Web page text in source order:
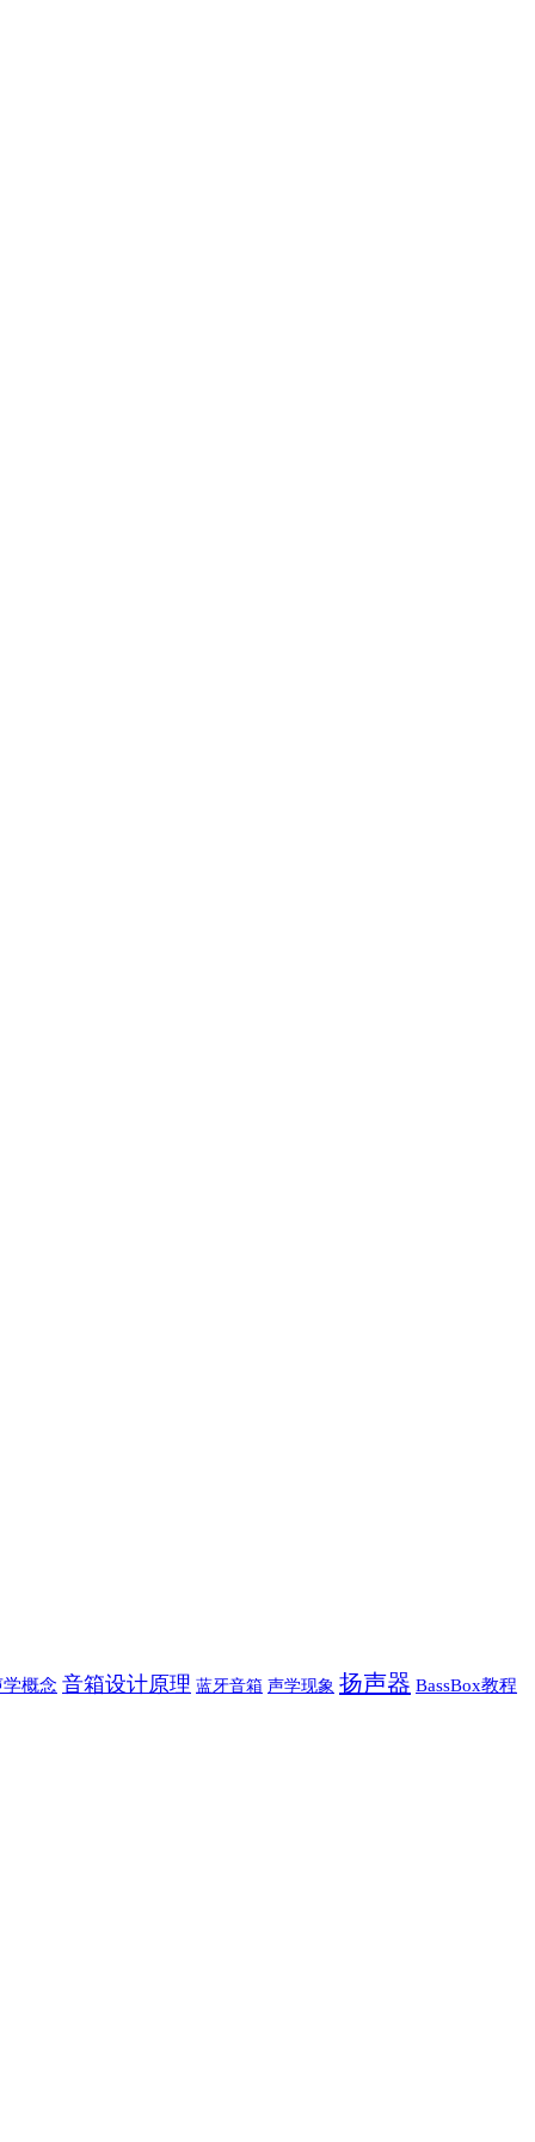
学概念 音箱设计原理 蓝牙音箱 声学现象 扬声器 BassBox教程